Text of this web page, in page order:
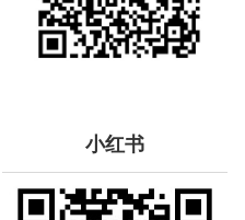
小红书